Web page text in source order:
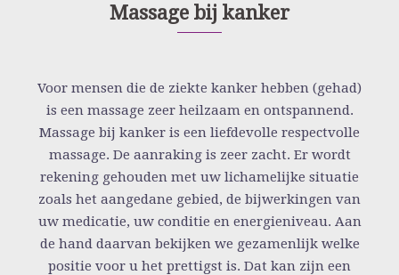
Massage bij kanker
Voor mensen die de ziekte kanker hebben (gehad)
is een massage zeer heilzaam en ontspannend.
Massage bij kanker is een liefdevolle respectvolle
massage. De aanraking is zeer zacht. Er wordt
rekening gehouden met uw lichamelijke situatie
zoals het aangedane gebied, de bijwerkingen van
uw medicatie, uw conditie en energieniveau. Aan
de hand daarvan bekijken we gezamenlijk welke
positie voor u het prettigst is. Dat kan zijn een